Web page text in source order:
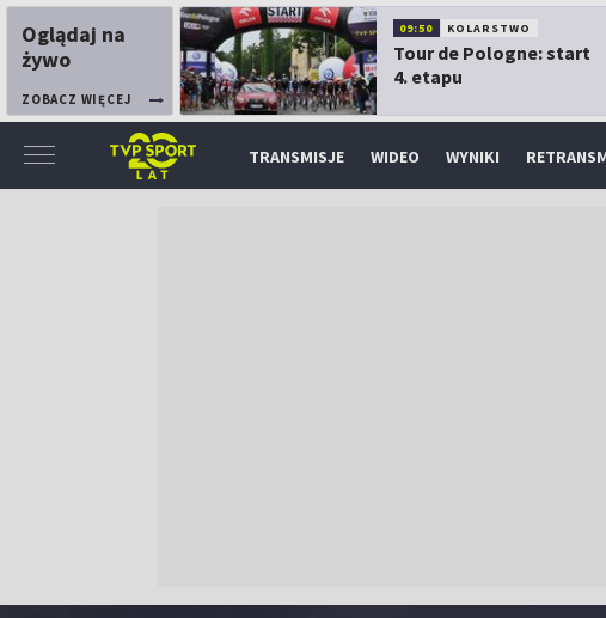
Oglądaj na
żywo
ZOBACZ WIĘCEJ
09:50 KOLARSTWO
Tour de Pologne: start
4. etapu
TRANSMISJE WIDEO WYNIKI